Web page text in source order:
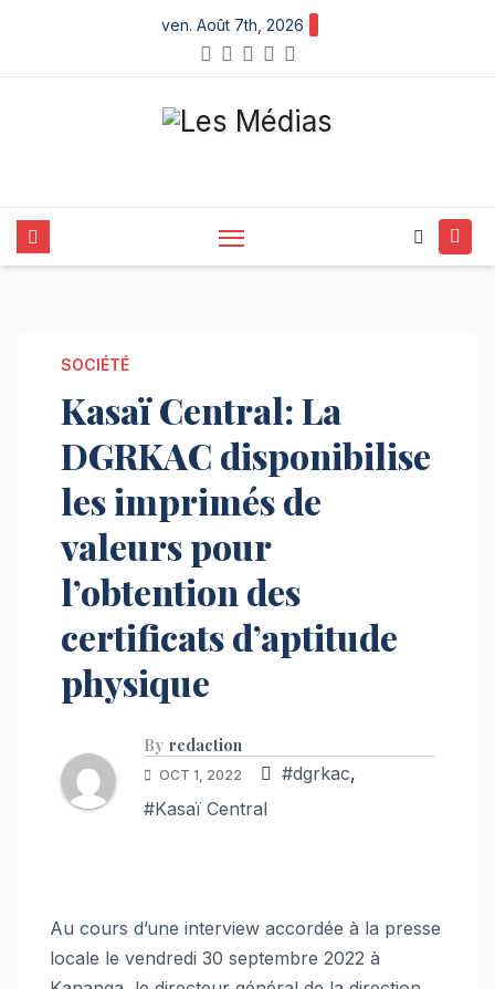
content
ven. Août 7th, 2026
SOCIÉTÉ
Kasaï Central: La
DGRKAC disponibilise
les imprimés de
valeurs pour
l’obtention des
certificats d’aptitude
physique
By redaction
OCT 1, 2022 #dgrkac,
#Kasaï Central
Au cours d’une interview accordée à la presse
locale le vendredi 30 septembre 2022 à